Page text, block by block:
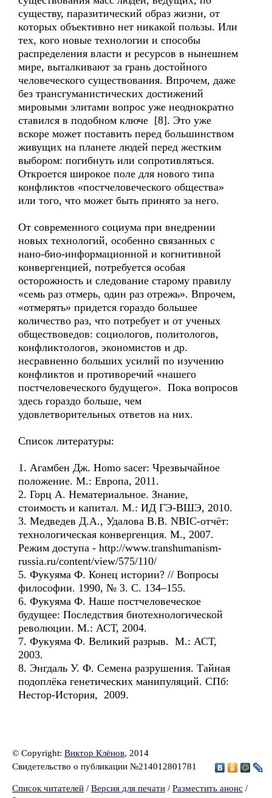
существу, паразитический образ жизни, от
которых объективно нет никакой пользы. Или
тех, кого новые технологии и способы
распределения власти и ресурсов в нынешнем
мире, выталкивают за грань достойного
человеческого существования. Впрочем, даже
без трансгуманистических достижений
мировыми элитами вопрос уже неоднократно
ставился в подобном ключе [8]. Это уже
вскоре может поставить перед большинством
живущих на планете людей перед жестким
выбором: погибнуть или сопротивляться.
Откроется широкое поле для нового типа
конфликтов «постчеловеческого общества»
или того, что может быть принято за него.
От современного социума при внедрении
новых технологий, особенно связанных с
нано-био-информационной и когнитивной
конвергенцией, потребуется особая
осторожность и следование старому правилу
«семь раз отмерь, один раз отрежь». Впрочем,
«отмерять» придется гораздо большее
количество раз, что потребует и от ученых
обществоведов: социологов, политологов,
конфликтологов, экономистов и др.
несравненно больших усилий по изучению
конфликтов и противоречий «нашего
постчеловеческого будущего». Пока вопросов
здесь гораздо больше, чем
удовлетворительных ответов на них.
Список литературы:
1. Агамбен Дж. Homo sacer: Чрезвычайное
положение. М.: Европа, 2011.
2. Горц А. Нематериальное. Знание,
стоимость и капитал. М.: ИД ГЭ-ВШЭ, 2010.
3. Медведев Д.А., Удалова В.В. NBIC-отчёт:
технологическая конвергенция. М., 2007.
Режим доступа - http://www.transhumanism-
russia.ru/content/view/575/110/
5. Фукуяма Ф. Конец истории? // Вопросы
философии. 1990, № 3. С. 134–155.
6. Фукуяма Ф. Наше постчеловеческое
будущее: Последствия биотехнологической
революции. М.: АСТ, 2004.
7. Фукуяма Ф. Великий разрыв. М.: АСТ,
2003.
8. Энгдаль У. Ф. Семена разрушения. Тайная
подоплёка генетических манипуляций. СПб:
Нестор-История, 2009.
© Copyright: Виктор Клёнов, 2014
Свидетельство о публикации №214012801781
Список читателей / Версия для печати / Разместить анонс /